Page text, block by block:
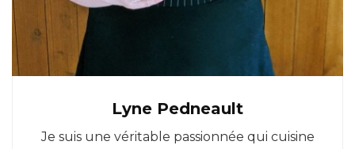
Lyne Pedneault
Je suis une véritable passionnée qui cuisine